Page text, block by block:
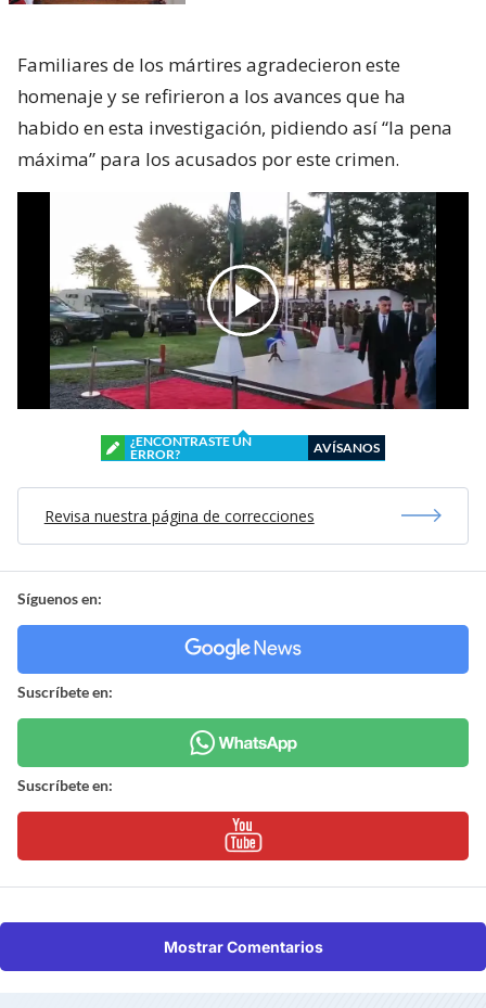
Familiares de los mártires agradecieron este
homenaje y se refirieron a los avances que ha
habido en esta investigación, pidiendo así “la pena
máxima” para los acusados por este crimen.
¿ENCONTRASTE UN
ERROR?
AVÍSANOS
Revisa nuestra página de correcciones
Síguenos en:
Suscríbete en:
Suscríbete en:
Mostrar Comentarios